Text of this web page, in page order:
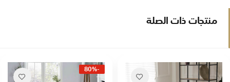
منتجات ذات الصلة
-80%